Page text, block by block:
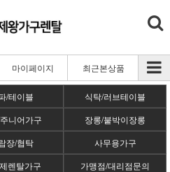
마이페이지 최근본상품
/테이블
식탁/러브테이블
니어가구
장롱/붙박이장롱
장/협탁
사무용가구
렌탈가구
가맹점/대리점문의